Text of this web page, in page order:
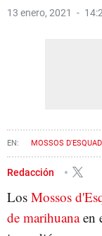
13 enero, 2021
MOSSOS
Redacción
Los Mossos
de marihuanaen